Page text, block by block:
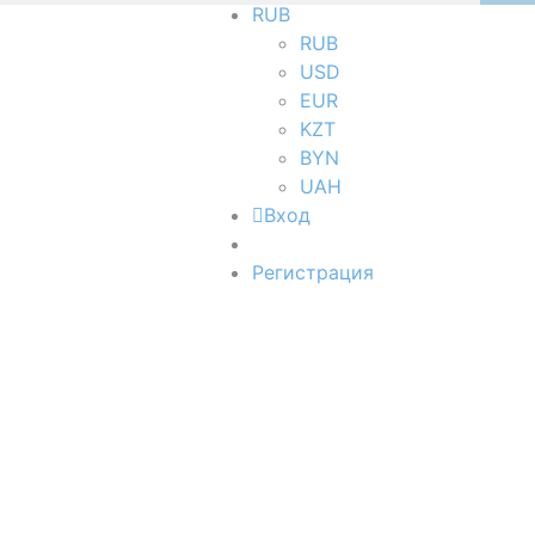
RUB
RUB
USD
EUR
KZT
BYN
UAH
Вход
Регистрация